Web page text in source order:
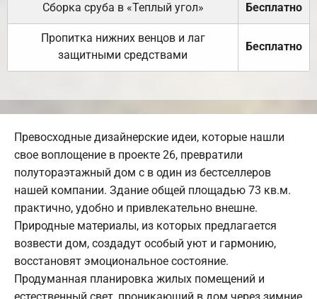
Сборка сруба в «Теплый угол» Бесплатно
Пропитка нижних венцов и лаг
защитными средствами
Бесплатно
Превосходные дизайнерские идеи, которые нашли
свое воплощение в проекте 26, превратили
полутораэтажный дом с в один из бестселлеров
нашей компании. Здание общей площадью 73 кв.м.
практично, удобно и привлекательно внешне.
Природные материалы, из которых предлагается
возвести дом, создадут особый уют и гармонию,
восстановят эмоциональное состояние.
Продуманная планировка жилых помещений и